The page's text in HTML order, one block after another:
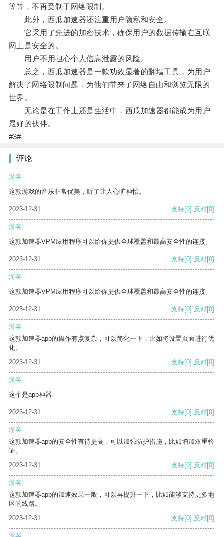
等等，不再受制于网络限制。
此外，西瓜加速器还注重用户隐私和安全。
它采用了先进的加密技术，确保用户的数据传输在互联
网上是安全的。
用户不用担心个人信息泄露的风险。
总之，西瓜加速器是一款功效显著的翻墙工具，为用户
解决了网络限制问题，为他们带来了网络自由和浏览无限的
世界。
无论是在工作上还是生活中，西瓜加速器都能成为用户
最好的伙伴。
#3#
评论
游客
这款游戏的音乐非常优美，听了让人心旷神怡。
2023-12-31 支持[0] 反对[0]
游客
这款加速器VPM应用程序可以给你提供全球覆盖和最高安全性的连接。
2023-12-31 支持[0] 反对[0]
游客
这款加速器VPM应用程序可以给你提供全球覆盖和最高安全性的连接。
2023-12-31 支持[0] 反对[0]
游客
这款加速器app的操作有点复杂，可以简化一下，比如将设置页面进行优
化。
2023-12-31
支持[0] 反对[0]
游客
这个是app神器
2023-12-31 支持[0] 反对[0]
游客
这款加速器app的安全性有待提高，可以加强防护措施，比如增加双重验
证。
2023-12-31
支持[0] 反对[0]
游客
这款加速器app的加速效果一般，可以再提升一下，比如能够支持更多地
区的线路。
2023-12-31
支持[0] 反对[0]